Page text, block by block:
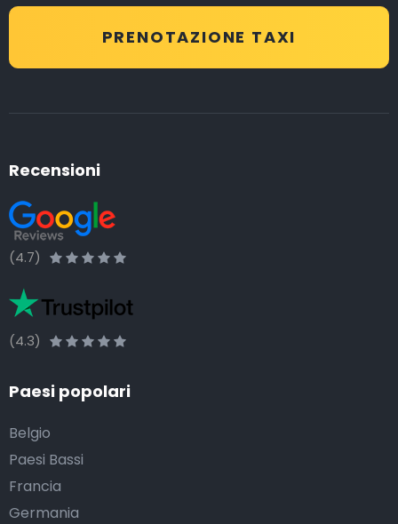
PRENOTAZIONE TAXI
Recensioni
(4.7)
(4.3)
Paesi popolari
Belgio
Paesi Bassi
Francia
Germania